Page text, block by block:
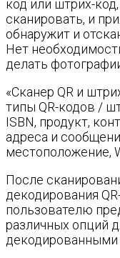
код или штрих-
сканировать, и
обнаружит и
Нет
делать
«Сканер QR и
типы QR-кодов /
ISBN, продукт,
адреса и
местоположение,
После
декодирования
пользователю
различных опций
декодированными